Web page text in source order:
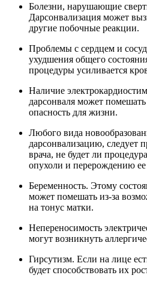
Болезни, нарушающие
Дарсонвализация может
другие побочные реакции.
Проблемы с сердцем и
ухудшения общего
процедуры усиливается
Наличие
дарсонваля может помешать
опасность для жизни.
Любого вида
дарсонвализацию, следует
врача, не будет ли
опухоли и перерождению ее
Беременность. Этому
может помешать из-за
на тонус матки.
Непереносимость
могут возникнуть
Гирсутизм. Если на лице
будет способствовать их